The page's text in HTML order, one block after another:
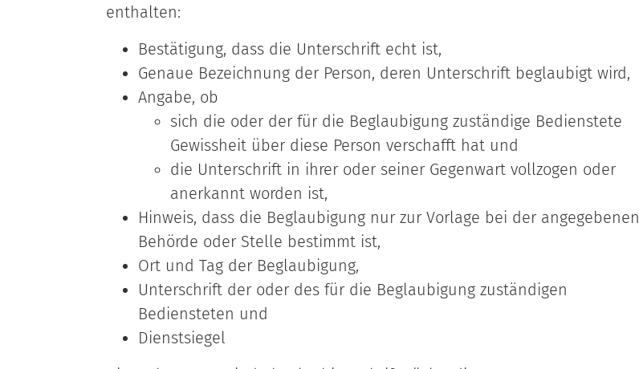
enthalten:
Bestätigung, dass die Unterschrift echt ist,
Genaue Bezeichnung der Person, deren Unterschrift beglaubigt wird,
Angabe, ob
sich die oder der für die Beglaubigung zuständige Bedienstete
Gewissheit über diese Person verschafft hat und
die Unterschrift in ihrer oder seiner Gegenwart vollzogen oder
anerkannt worden ist,
Hinweis, dass die Beglaubigung nur zur Vorlage bei der angegebenen
Behörde oder Stelle bestimmt ist,
Ort und Tag der Beglaubigung,
Unterschrift der oder des für die Beglaubigung zuständigen
Bediensteten und
Dienstsiegel